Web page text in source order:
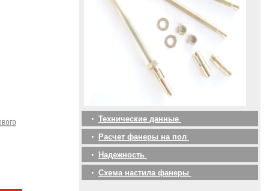
• Технические данные
•
Расчет фанеры на пол
•
Надежность
• Схема настила фанеры